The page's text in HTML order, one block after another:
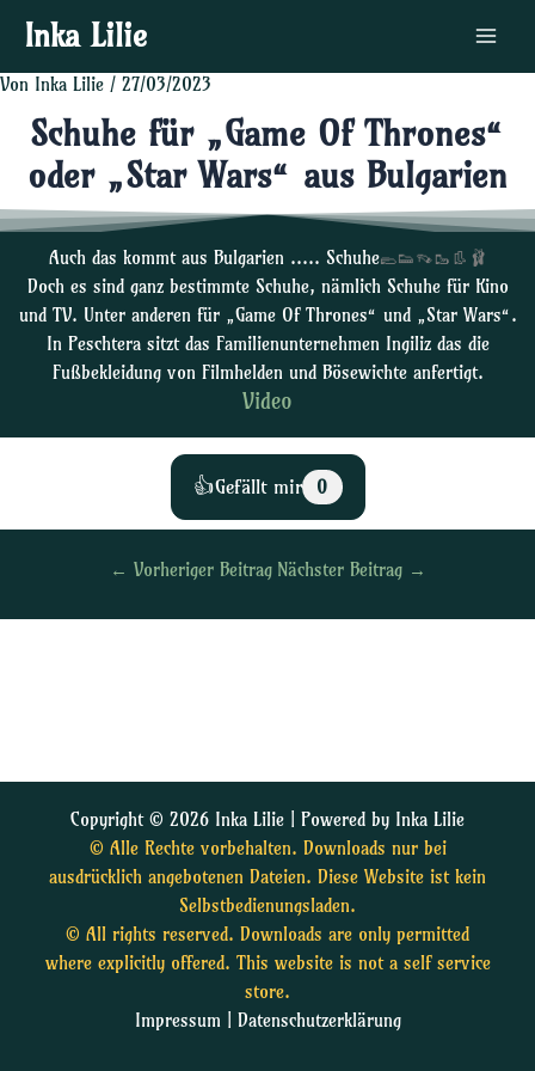
Inhalt
springen
Inka Lilie
Main
Menu
Schuhe für „Game Of Thrones“
oder „Star Wars“ aus Bulgarien
Von Inka Lilie / 27/03/2023
Auch das kommt aus Bulgarien ….. Schuhe🥿👟👡🥾👢🩰
Doch es sind ganz bestimmte Schuhe, nämlich Schuhe für Kino
und TV. Unter anderen für „Game Of Thrones“ und „Star Wars“.
In Peschtera sitzt das Familienunternehmen Ingiliz das die
Fußbekleidung von Filmhelden und Bösewichte anfertigt.
Video
👍Gefällt mir 0
navigation
← Vorheriger Beitrag Nächster Beitrag →
Copyright © 2026 Inka Lilie | Powered by Inka Lilie
© Alle Rechte vorbehalten. Downloads nur bei
ausdrücklich angebotenen Dateien. Diese Website ist kein
Selbstbedienungsladen.
© All rights reserved. Downloads are only permitted
where explicitly offered. This website is not a self service
store.
Impressum| Datenschutzerklärung